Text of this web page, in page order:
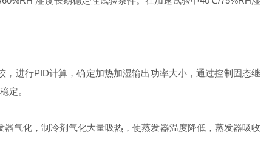
进行PID计算，确定加热加湿输出功率大小，通过控制固态继
定。
化，制冷剂气化大量吸热，使蒸发器温度降低，蒸发器吸收